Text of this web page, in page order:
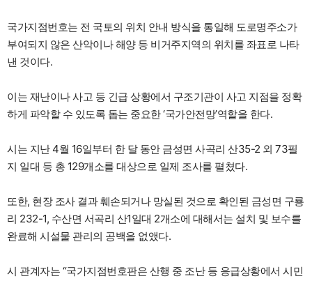
국가지점번호는 전 국토의 위치 안내 방식을 통일해 도로명주소가
부여되지 않은 산악이나 해양 등 비거주지역의 위치를 좌표로 나타
낸 것이다.
이는 재난이나 사고 등 긴급 상황에서 구조기관이 사고 지점을 정확
하게 파악할 수 있도록 돕는 중요한 ‘국가안전망’역할을 한다.
시는 지난 4월 16일부터 한 달 동안 금성면 사곡리 산35-2 외 73필
지 일대 등 총 129개소를 대상으로 일제 조사를 펼쳤다.
또한, 현장 조사 결과 훼손되거나 망실된 것으로 확인된 금성면 구룡
리 232-1, 수산면 서곡리 산1일대 2개소에 대해서는 설치 및 보수를
완료해 시설물 관리의 공백을 없앴다.
시 관계자는 “국가지점번호판은 산행 중 조난 등 응급상황에서 시민